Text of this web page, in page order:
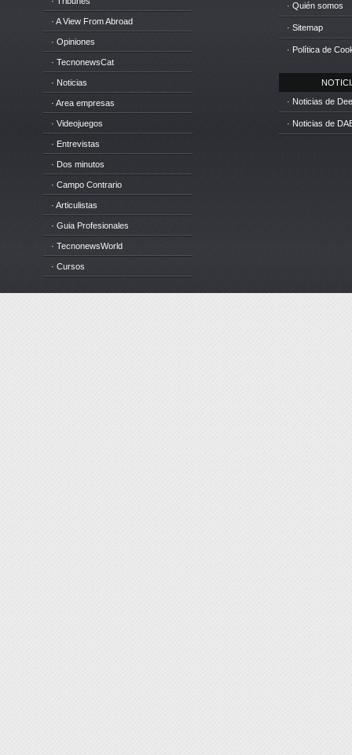
· A View From Abroad
· Opiniones
· TecnonewsCat
· Noticias
· Area empresas
· Videojuegos
· Entrevistas
· Dos minutos
· Campo Contrario
· Articulistas
· Guia Profesionales
· TecnonewsWorld
· Cursos
· Quién somos
· Sitemap
· Política de
· Noticias de
· Noticias de